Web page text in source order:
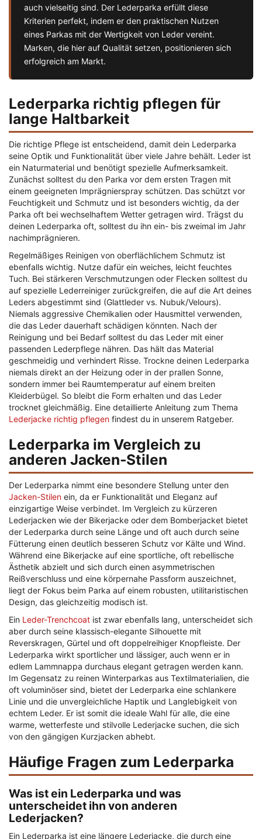
auch vielseitig sind. Der Lederparka erfüllt diese
Kriterien perfekt, indem er den praktischen Nutzen
eines Parkas mit der Wertigkeit von Leder vereint.
Marken, die hier auf Qualität setzen, positionieren sich
erfolgreich am Markt.
Lederparka richtig pflegen für
lange Haltbarkeit
Die richtige Pflege ist entscheidend, damit dein Lederparka
seine Optik und Funktionalität über viele Jahre behält. Leder ist
ein Naturmaterial und benötigt spezielle Aufmerksamkeit.
Zunächst solltest du den Parka vor dem ersten Tragen mit
einem geeigneten Imprägnierspray schützen. Das schützt vor
Feuchtigkeit und Schmutz und ist besonders wichtig, da der
Parka oft bei wechselhaftem Wetter getragen wird. Trägst du
deinen Lederparka oft, solltest du ihn ein- bis zweimal im Jahr
nachimprägnieren.
Regelmäßiges Reinigen von oberflächlichem Schmutz ist
ebenfalls wichtig. Nutze dafür ein weiches, leicht feuchtes
Tuch. Bei stärkeren Verschmutzungen oder Flecken solltest du
auf spezielle Lederreiniger zurückgreifen, die auf die Art deines
Leders abgestimmt sind (Glattleder vs. Nubuk/Velours).
Niemals aggressive Chemikalien oder Hausmittel verwenden,
die das Leder dauerhaft schädigen könnten. Nach der
Reinigung und bei Bedarf solltest du das Leder mit einer
passenden Lederpflege nähren. Das hält das Material
geschmeidig und verhindert Risse. Trockne deinen Lederparka
niemals direkt an der Heizung oder in der prallen Sonne,
sondern immer bei Raumtemperatur auf einem breiten
Kleiderbügel. So bleibt die Form erhalten und das Leder
trocknet gleichmäßig. Eine detaillierte Anleitung zum Thema
Lederjacke richtig pflegen findest du in unserem Ratgeber.
Lederparka im Vergleich zu
anderen Jacken-Stilen
Der Lederparka nimmt eine besondere Stellung unter den
Jacken-Stilen ein, da er Funktionalität und Eleganz auf
einzigartige Weise verbindet. Im Vergleich zu kürzeren
Lederjacken wie der Bikerjacke oder dem Bomberjacket bietet
der Lederparka durch seine Länge und oft auch durch seine
Fütterung einen deutlich besseren Schutz vor Kälte und Wind.
Während eine Bikerjacke auf eine sportliche, oft rebellische
Ästhetik abzielt und sich durch einen asymmetrischen
Reißverschluss und eine körpernahe Passform auszeichnet,
liegt der Fokus beim Parka auf einem robusten, utilitaristischen
Design, das gleichzeitig modisch ist.
Ein Leder-Trenchcoat ist zwar ebenfalls lang, unterscheidet sich
aber durch seine klassisch-elegante Silhouette mit
Reverskragen, Gürtel und oft doppelreihiger Knopfleiste. Der
Lederparka wirkt sportlicher und lässiger, auch wenn er in
edlem Lammnappa durchaus elegant getragen werden kann.
Im Gegensatz zu reinen Winterparkas aus Textilmaterialien, die
oft voluminöser sind, bietet der Lederparka eine schlankere
Linie und die unvergleichliche Haptik und Langlebigkeit von
echtem Leder. Er ist somit die ideale Wahl für alle, die eine
warme, wetterfeste und stilvolle Lederjacke suchen, die sich
von den gängigen Kurzjacken abhebt.
Häufige Fragen zum Lederparka
Was ist ein Lederparka und was
unterscheidet ihn von anderen
Lederjacken?
Ein Lederparka ist eine längere Lederjacke, die durch eine